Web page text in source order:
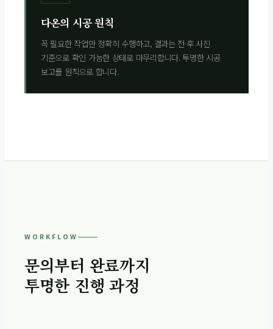
다온의 시공 원칙
꼭 필요한 작업만 정확히 수행하고, 결과는 전·후 사진
기준으로 확인 가능한 상태로 마무리합니다. 투명한 시공
보고를 원칙으로 합니다.
WORKFLOW
문의부터 완료까지
투명한 진행 과정